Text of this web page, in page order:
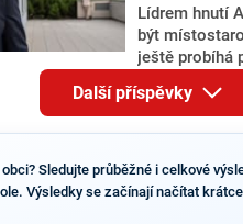
Lídrem hnutí
být
ještě probíhá
Jana
redakci
Benkovič. O
rezignoval po
přiznáních a
Další příspěvky
Sledujte průběžné i celkové
Výsledky se začínají načítat